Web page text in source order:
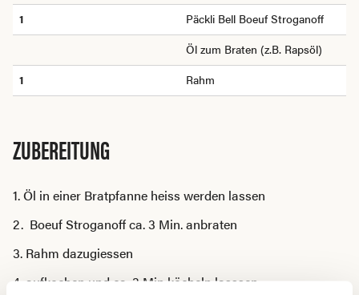
1
Päckli Bell Boeuf Stroganoff
Öl zum Braten (z.B. Rapsöl)
1
Rahm
ZUBEREITUNG
1. Öl in einer Bratpfanne heiss werden lassen
2. Boeuf Stroganoff ca. 3 Min. anbraten
3. Rahm dazugiessen
4. aufkochen und ca. 3 Min köcheln lasssen